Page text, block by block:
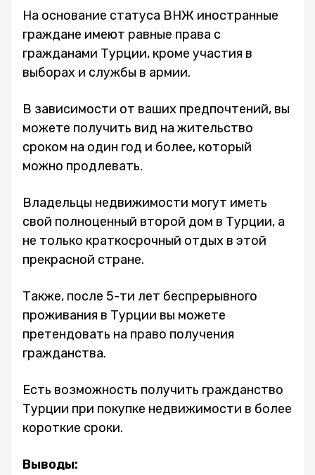
На основание статуса ВНЖ иностранные
граждане имеют равные права с
гражданами Турции, кроме участия в
выборах и службы в армии.
В зависимости от ваших предпочтений, вы
можете получить вид на жительство
сроком на один год и более, который
можно продлевать.
Владельцы недвижимости могут иметь
свой полноценный второй дом в Турции, а
не только краткосрочный отдых в этой
прекрасной стране.
Также, после 5-ти лет беспрерывного
проживания в Турции вы можете
претендовать на право получения
гражданства.
Есть возможность получить гражданство
Турции при покупке недвижимости в более
короткие сроки.
Выводы: